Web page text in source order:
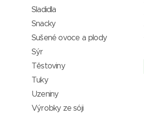
Sladidla
Snacky
Sušené ovoce a plody
Sýr
Těstoviny
Tuky
Uzeniny
Výrobky ze sóji